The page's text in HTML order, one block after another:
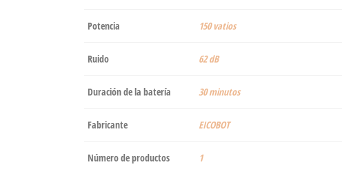
Potencia ‎150 vatios
Ruido ‎62 dB
Duración de la batería ‎30 minutos
Fabricante ‎EICOBOT
Número de productos ‎1